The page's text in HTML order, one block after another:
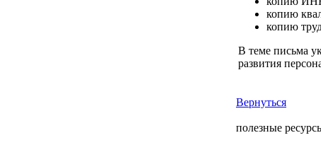
копию
копию
В теме письма
развития
Вернуться
полезные